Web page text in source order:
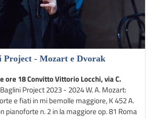
- Mozart e Dvorak
ore 18 Convitto Vittorio Locchi, via C.
Project 2023 - 2024 W. A. Mozart:
e fiati in mi bemolle maggiore, K 452 A.
pianoforte n. 2 in la maggiore op. 81 Roma